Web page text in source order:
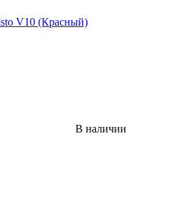
V10 (Красный)
В наличии